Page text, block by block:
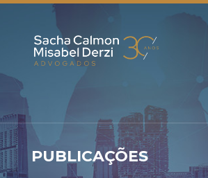
PUBLICAÇÕES